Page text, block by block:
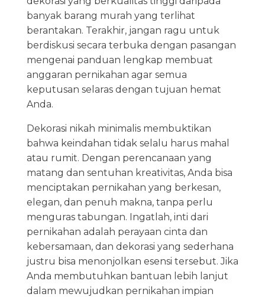
banyak barang murah yang terlihat
berantakan. Terakhir, jangan ragu untuk
berdiskusi secara terbuka dengan pasangan
mengenai panduan lengkap membuat
anggaran pernikahan agar semua
keputusan selaras dengan tujuan hemat
Anda.
Dekorasi nikah minimalis membuktikan
bahwa keindahan tidak selalu harus mahal
atau rumit. Dengan perencanaan yang
matang dan sentuhan kreativitas, Anda bisa
menciptakan pernikahan yang berkesan,
elegan, dan penuh makna, tanpa perlu
menguras tabungan. Ingatlah, inti dari
pernikahan adalah perayaan cinta dan
kebersamaan, dan dekorasi yang sederhana
justru bisa menonjolkan esensi tersebut. Jika
Anda membutuhkan bantuan lebih lanjut
dalam mewujudkan pernikahan impian